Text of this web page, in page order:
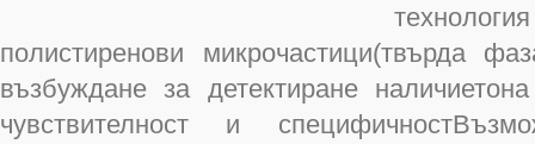
полистиренови микрочастици(твърда
възбуждане за детектиране
чувствителност и